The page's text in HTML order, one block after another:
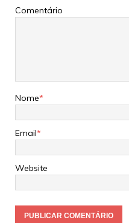
Comentário
Nome*
Email*
Website